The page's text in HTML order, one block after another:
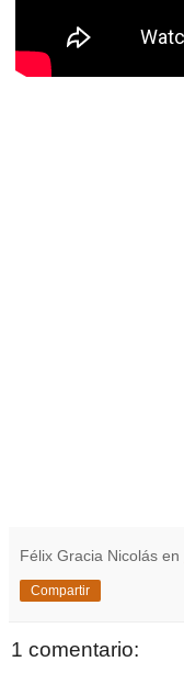
Félix Gracia Nicolás en
Compartir
1 comentario: